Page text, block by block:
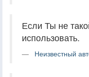
Если Ты не
использовать.
Неизвестный